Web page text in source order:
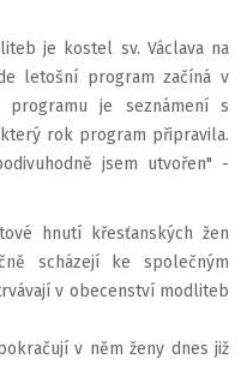
je kostel sv. Václava na
letošní program začíná v
je seznámení s
rok program připravila.
jsem utvořen" -
hnutí křesťanských žen
scházejí ke společným
v obecenství modliteb
v něm ženy dnes již